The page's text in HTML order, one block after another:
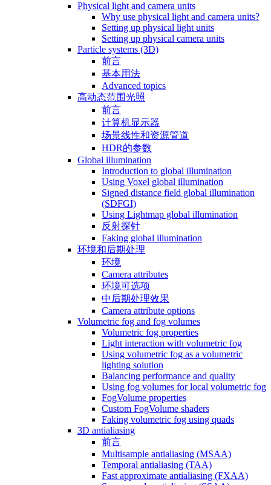
Physical light and camera units
Why use physical light and camera units?
Setting up physical light units
Setting up physical camera units
Particle systems (3D)
前言
基本用法
Advanced topics
高动态范围光照
前言
计算机显示器
场景线性和资源管道
HDR的参数
Global illumination
Introduction to global illumination
Using Voxel global illumination
Signed distance field global illumination
(SDFGI)
Using Lightmap global illumination
反射探针
Faking global illumination
环境和后期处理
环境
Camera attributes
环境可选项
中后期处理效果
Camera attribute options
Volumetric fog and fog volumes
Volumetric fog properties
Light interaction with volumetric fog
Using volumetric fog as a volumetric
lighting solution
Balancing performance and quality
Using fog volumes for local volumetric fog
FogVolume properties
Custom FogVolume shaders
Faking volumetric fog using quads
3D antialiasing
前言
Multisample antialiasing (MSAA)
Temporal antialiasing (TAA)
Fast approximate antialiasing (FXAA)